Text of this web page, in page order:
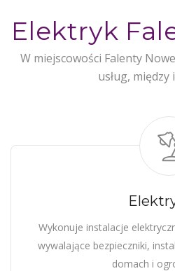
Elektryk
W miejscowości Falenty
usług, między
Wykonuje instalacje
wywalające bezpieczniki,
domach i